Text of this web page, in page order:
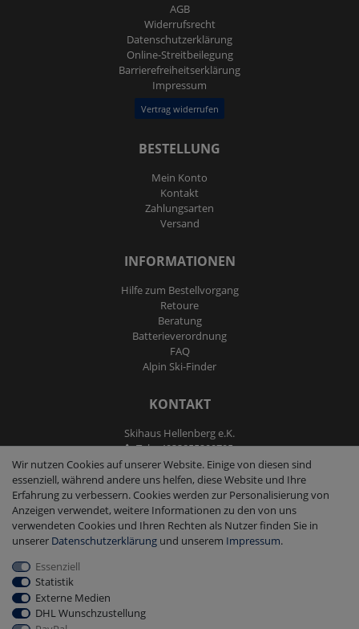
AGB
Widerrufs­recht
Daten­schutz­erklärung
Online-Streitbeilegung
Barrierefreiheitserklärung
Impressum
Vertrag widerrufen
BESTELLUNG
Mein Konto
Kontakt
Zahlungsarten
Versand
INFORMATIONEN
Hilfe zum Bestellvorgang
Retoure
Beratung
Batterieverordnung
FAQ
Alpin Ski-Finder
KONTAKT
Skihaus Hellenberg e.K.
Tel: +4933855200795
Fax: +4933855200793
kontakt@ski-andmore.de
2026 Skihaus Hellenberg e.K.
*Alle Preise inkl. MwSt., zzgl. Versandkosten
Wir nutzen Cookies auf unserer Website. Einige von diesen sind
essenziell, während andere uns helfen, diese Website und Ihre
Erfahrung zu verbessern. Cookies werden zur Personalisierung von
Anzeigen verwendet, weitere Informationen zu den von uns
verwendeten Cookies und Ihren Rechten als Nutzer finden Sie in
unserer Daten­schutz­erklärung und unserem Impressum.
Essenziell
Statistik
Externe Medien
DHL Wunschzustellung